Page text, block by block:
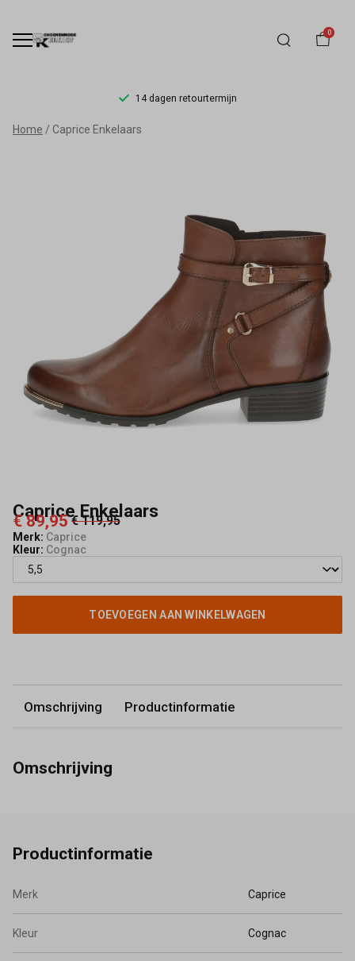
0
14 dagen retourtermijn
Caprice
Schoenmode
Home Caprice Enkelaars
Caprice Enkelaars
€ 89,95 € 119,95
Merk: Caprice
Kleur: Cognac
TOEVOEGEN AAN WINKELWAGEN
Omschrijving Productinformatie
Omschrijving
Productinformatie
Merk Caprice
Kleur Cognac